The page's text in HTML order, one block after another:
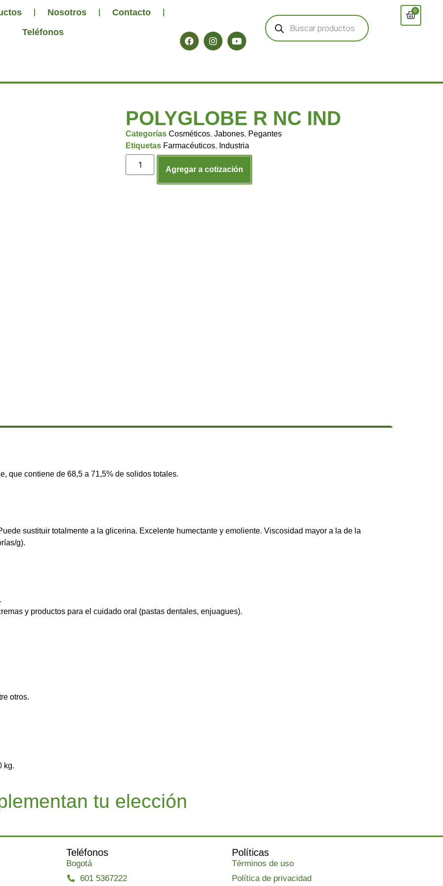
Nosotros
Contacto
Teléfonos
0
POLYGLOBE R NC IND
Categorías Cosméticos, Jabones, Pegantes
Etiquetas Farmacéuticos, Industria
Agregar a cotización
que contiene de 68,5 a 71,5% de solidos totales.
sustituir totalmente a la glicerina. Excelente humectante y emoliente. Viscosidad mayor a la de la
g).
y productos para el cuidado oral (pastas dentales, enjuagues).
otros.
kg.
tu elección
Teléfonos
Bogotá
601 5367222
Políticas
Términos de uso
Política de privacidad